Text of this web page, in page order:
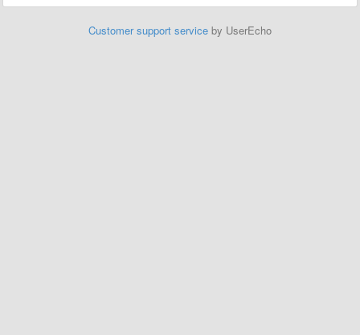
Customer support service by UserEcho